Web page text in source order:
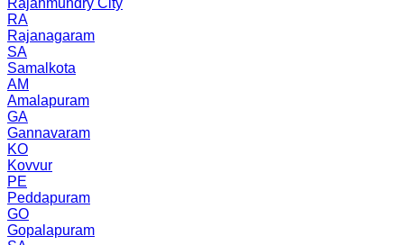
RA
Rajanagaram
SA
Samalkota
AM
Amalapuram
GA
Gannavaram
KO
Kovvur
PE
Peddapuram
GO
Gopalapuram